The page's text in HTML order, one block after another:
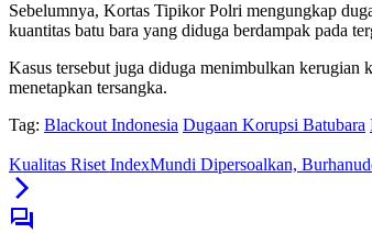
Sebelumnya, Kortas Tipikor Polri mengungkap
kuantitas batu bara yang diduga berdampak pada
Kasus tersebut juga diduga menimbulkan kerugian
menetapkan tersangka.
Tag: Blackout Indonesia Dugaan Korupsi Batubara
Kualitas Riset IndexMundi Dipersoalkan,